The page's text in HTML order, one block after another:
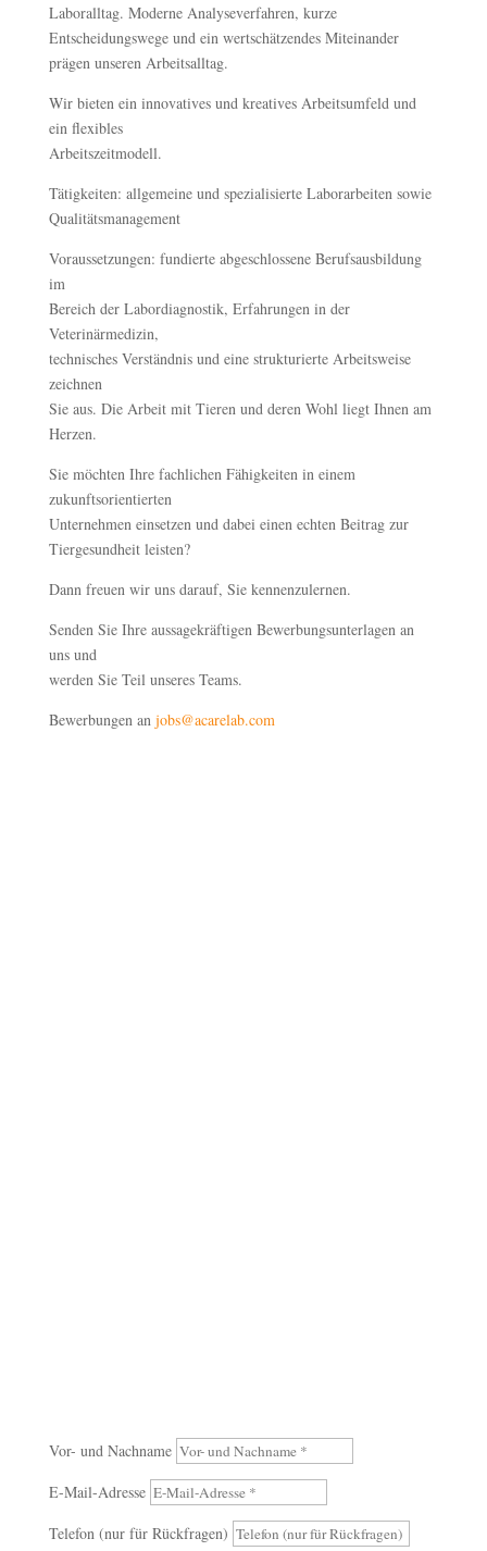
Laboralltag. Moderne Analyseverfahren, kurze
Entscheidungswege und ein wertschätzendes Miteinander
prägen unseren Arbeitsalltag.
Wir bieten ein innovatives und kreatives Arbeitsumfeld und
ein flexibles
Arbeitszeitmodell.
Tätigkeiten: allgemeine und spezialisierte Laborarbeiten sowie
Qualitätsmanagement
Voraussetzungen: fundierte abgeschlossene Berufsausbildung
im
Bereich der Labordiagnostik, Erfahrungen in der
Veterinärmedizin,
technisches Verständnis und eine strukturierte Arbeitsweise
zeichnen
Sie aus. Die Arbeit mit Tieren und deren Wohl liegt Ihnen am
Herzen.
Sie möchten Ihre fachlichen Fähigkeiten in einem
zukunftsorientierten
Unternehmen einsetzen und dabei einen echten Beitrag zur
Tiergesundheit leisten?
Dann freuen wir uns darauf, Sie kennenzulernen.
Senden Sie Ihre aussagekräftigen Bewerbungsunterlagen an
uns und
werden Sie Teil unseres Teams.
Bewerbungen an jobs@acarelab.com
Vor- und Nachname
E-Mail-Adresse
Telefon (nur für Rückfragen)